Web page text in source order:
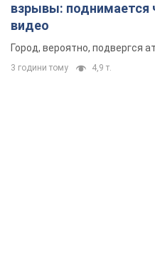
взрывы:
видео
Город, вероятно, подвергся
3 години тому 4,9 т.